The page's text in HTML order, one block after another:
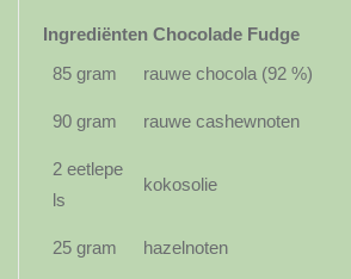
Ingrediënten Chocolade Fudge
85 gram
rauwe chocola (92 %)
90 gram rauwe cashewnoten
2 eetlepe
ls
kokosolie
25 gram hazelnoten